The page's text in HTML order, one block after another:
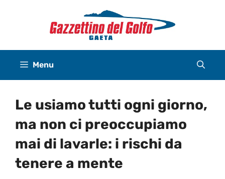
Menu
Le usiamo tutti ogni giorno,
ma non ci preoccupiamo
mai di lavarle: i rischi da
tenere a mente